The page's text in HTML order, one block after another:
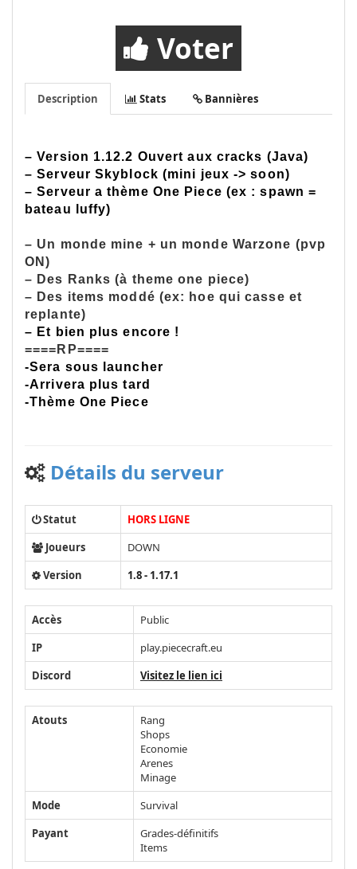
Voter
Description Stats Bannières
– Version 1.12.2 Ouvert aux cracks (Java)
– Serveur Skyblock (mini jeux -> soon)
– Serveur a thème One Piece (ex : spawn =
bateau luffy)
– Un monde mine + un monde Warzone (pvp
ON)
– Des Ranks (à theme one piece)
– Des items moddé (ex: hoe qui casse et
replante)
– Et bien plus encore !
====RP====
-Sera sous launcher
-Arrivera plus tard
-Thème One Piece
Détails du serveur
Statut
HORS LIGNE
Joueurs
DOWN
Version
1.8 - 1.17.1
Accès
Public
IP
play.piececraft.eu
Discord
Visitez le lien ici
Atouts
Rang
Shops
Economie
Arenes
Minage
Mode
Survival
Payant
Grades-définitifs
Items